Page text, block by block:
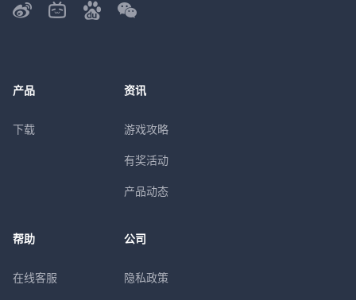
产品
下载
资讯
游戏攻略
有奖活动
产品动态
帮助
在线客服
公司
隐私政策